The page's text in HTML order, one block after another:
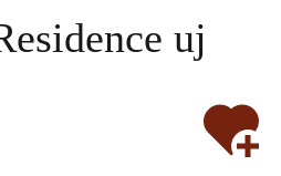
uj